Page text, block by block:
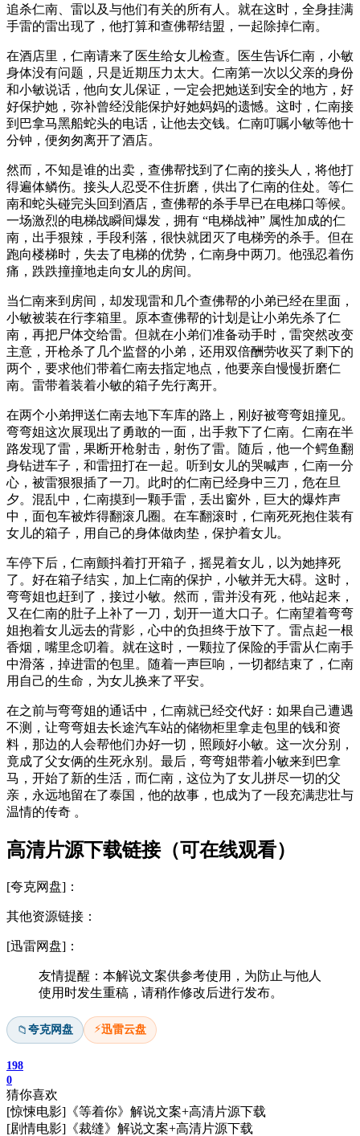
追杀仁南、雷以及与他们有关的所有人。就在这时，全身挂满
手雷的雷出现了，他打算和查佛帮结盟，一起除掉仁南。
在酒店里，仁南请来了医生给女儿检查。医生告诉仁南，小敏
身体没有问题，只是近期压力太大。仁南第一次以父亲的身份
和小敏说话，他向女儿保证，一定会把她送到安全的地方，好
好保护她，弥补曾经没能保护好她妈妈的遗憾。这时，仁南接
到巴拿马黑船蛇头的电话，让他去交钱。仁南叮嘱小敏等他十
分钟，便匆匆离开了酒店。
然而，不知是谁的出卖，查佛帮找到了仁南的接头人，将他打
得遍体鳞伤。接头人忍受不住折磨，供出了仁南的住处。等仁
南和蛇头碰完头回到酒店，查佛帮的杀手早已在电梯口等候。
一场激烈的电梯战瞬间爆发，拥有 “电梯战神” 属性加成的仁
南，出手狠辣，手段利落，很快就团灭了电梯旁的杀手。但在
跑向楼梯时，失去了电梯的优势，仁南身中两刀。他强忍着伤
痛，跌跌撞撞地走向女儿的房间。
当仁南来到房间，却发现雷和几个查佛帮的小弟已经在里面，
小敏被装在行李箱里。原本查佛帮的计划是让小弟先杀了仁
南，再把尸体交给雷。但就在小弟们准备动手时，雷突然改变
主意，开枪杀了几个监督的小弟，还用双倍酬劳收买了剩下的
两个，要求他们带着仁南去指定地点，他要亲自慢慢折磨仁
南。雷带着装着小敏的箱子先行离开。
在两个小弟押送仁南去地下车库的路上，刚好被弯弯姐撞见。
弯弯姐这次展现出了勇敢的一面，出手救下了仁南。仁南在半
路发现了雷，果断开枪射击，射伤了雷。随后，他一个鳄鱼翻
身钻进车子，和雷扭打在一起。听到女儿的哭喊声，仁南一分
心，被雷狠狠插了一刀。此时的仁南已经身中三刀，危在旦
夕。混乱中，仁南摸到一颗手雷，丢出窗外，巨大的爆炸声
中，面包车被炸得翻滚几圈。在车翻滚时，仁南死死抱住装有
女儿的箱子，用自己的身体做肉垫，保护着女儿。
车停下后，仁南颤抖着打开箱子，摇晃着女儿，以为她摔死
了。好在箱子结实，加上仁南的保护，小敏并无大碍。这时，
弯弯姐也赶到了，接过小敏。然而，雷并没有死，他站起来，
又在仁南的肚子上补了一刀，划开一道大口子。仁南望着弯弯
姐抱着女儿远去的背影，心中的负担终于放下了。雷点起一根
香烟，嘴里念叨着。就在这时，一颗拉了保险的手雷从仁南手
中滑落，掉进雷的包里。随着一声巨响，一切都结束了，仁南
用自己的生命，为女儿换来了平安。
在之前与弯弯姐的通话中，仁南就已经交代好：如果自己遭遇
不测，让弯弯姐去长途汽车站的储物柜里拿走包里的钱和资
料，那边的人会帮他们办好一切，照顾好小敏。这一次分别，
竟成了父女俩的生死永别。最后，弯弯姐带着小敏来到巴拿
马，开始了新的生活，而仁南，这位为了女儿拼尽一切的父
亲，永远地留在了泰国，他的故事，也成为了一段充满悲壮与
温情的传奇 。
高清片源下载链接（可在线观看）
[夸克网盘]：
其他资源链接：
[迅雷网盘]：
友情提醒：本解说文案供参考使用，为防止与他人
使用时发生重稿，请稍作修改后进行发布。
📁夸克网盘 ⚡迅雷云盘
198
0
猜你喜欢
[惊悚电影]《等着你》解说文案+高清片源下载
[剧情电影]《裁缝》解说文案+高清片源下载